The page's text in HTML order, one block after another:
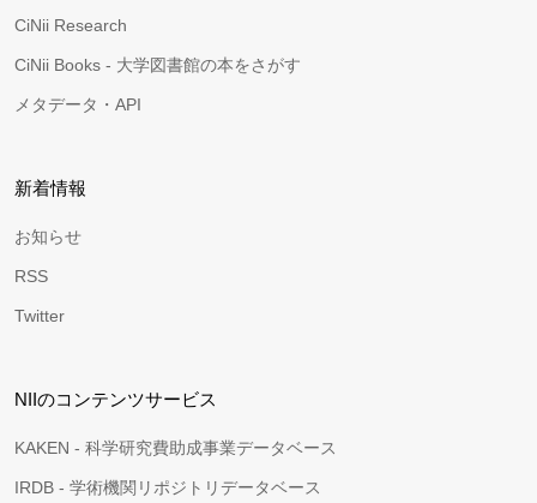
CiNii Research
CiNii Books - 大学図書館の本をさがす
メタデータ・API
新着情報
お知らせ
RSS
Twitter
NIIのコンテンツサービス
KAKEN - 科学研究費助成事業データベース
IRDB - 学術機関リポジトリデータベース